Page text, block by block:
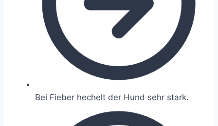
Bei Fieber hechelt der Hund sehr stark.